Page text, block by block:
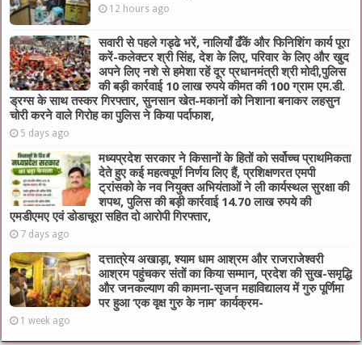
12 hours ago
सवारी से पहले गड्ढे भरें, नालियाँ ढँकें और फिनिशिंग कार्य पूरा
करें-कलेक्टर श्री सिंह, देश के लिए, परिवार के लिए और खुद
अपने लिए नशे से हमेशा रहें दूर प्रधानमंत्री श्री मोदी,पुलिस
की बड़ी कार्रवाई 10 लाख रुपये कीमत की 100 ग्राम एम.डी.
ड्रग्स के साथ तस्कर गिरफ्तार, सुनसान खेत-मकानों को निशाना बनाकर लहसुन
चोरी करने वाले गिरोह का पुलिस ने किया पर्दाफाश,
5 days ago
मध्यप्रदेश सरकार ने किसानों के हितों को सर्वोच्च प्राथमिकता
देते हुए कई महत्वपूर्ण निर्णय लिए हैं, प्रशिक्षणरत एमपी
ट्रांसको के नव नियुक्त अभियंताओं ने ली कार्यस्थल सुरक्षा की
शपथ, पुलिस की बड़ी कार्रवाई 14.70 लाख रुपये की
एमडीएमए एवं डोडाचूरा सहित दो आरोपी गिरफ्तार,
7 days ago
दत्तात्रेय अखाड़ा, श्याम धाम आश्रम और राजराजेश्वरी
आश्रम पहुंचकर संतों का किया सम्मान, प्रदेश की सुख-समृद्धि
और जनकल्याण की कामना-सृजन महाविद्यालय में गुरु पूर्णिमा
पर हुआ ‘एक वृक्ष गुरु के नाम’ कार्यक्रम-
1 week ago